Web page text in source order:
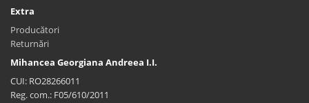
Extra
Producători
Returnări
Mihancea Georgiana Andreea I.I.
CUI: RO28266011
Reg. com.: F05/610/2011